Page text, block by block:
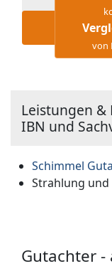
von
Leistungen
IBN und
Schimmel
Strahlung
Gutachter -